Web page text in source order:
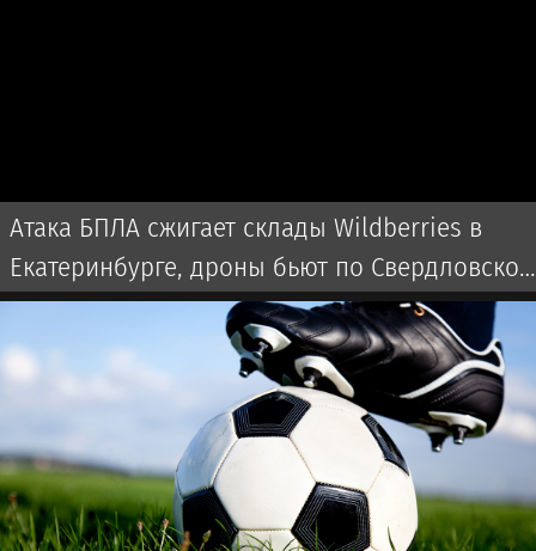
Атака БПЛА сжигает склады Wildberries в
Екатеринбурге, дроны бьют по Свердловской
области и Екатеринбургу 7 августа 2026